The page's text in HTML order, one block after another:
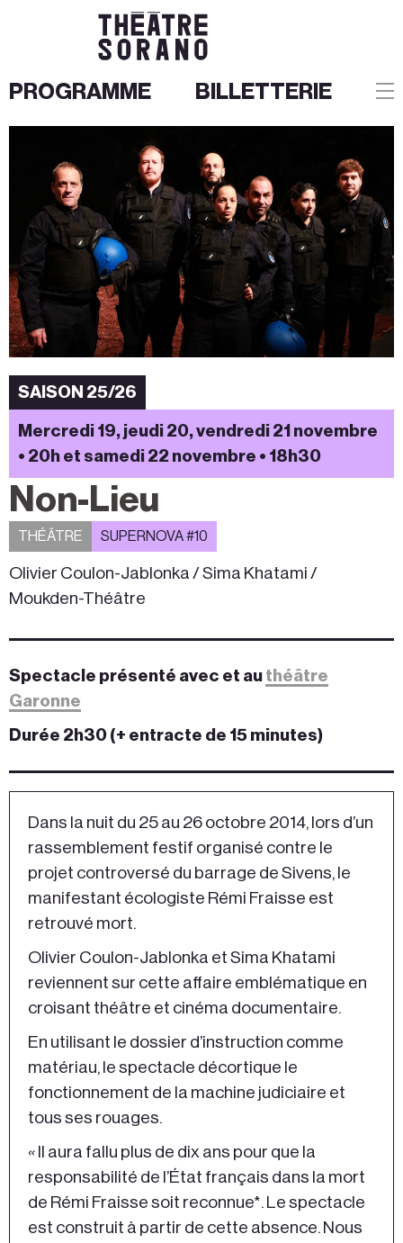
contenu
PROGRAMME BILLETTERIE
SAISON 25/26
Mercredi 19, jeudi 20, vendredi 21 novembre
• 20h et samedi 22 novembre • 18h30
Non-Lieu
THÉÂTRE SUPERNOVA #10
Olivier Coulon-Jablonka / Sima Khatami /
Moukden-Théâtre
Spectacle présenté avec et au théâtre
Garonne
Durée 2h30 (+ entracte de 15 minutes)
Dans la nuit du 25 au 26 octobre 2014, lors d’un
rassemblement festif organisé contre le
projet controversé du barrage de Sivens, le
manifestant écologiste Rémi Fraisse est
retrouvé mort.
Olivier Coulon-Jablonka et Sima Khatami
reviennent sur cette affaire emblématique en
croisant théâtre et cinéma documentaire.
En utilisant le dossier d’instruction comme
matériau, le spectacle décortique le
fonctionnement de la machine judiciaire et
tous ses rouages.
«
Il aura fallu plus de dix ans pour que la
responsabilité de l’État français dans la mort
de Rémi Fraisse soit reconnue*. Le spectacle
est construit à partir de cette absence. Nous